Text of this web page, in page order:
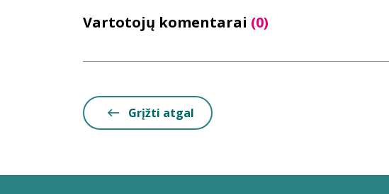
Vartotojų komentarai (0)
Grįžti atgal